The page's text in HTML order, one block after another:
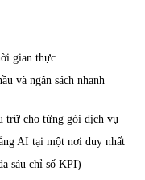
gian thực
và ngân sách nhanh
trữ cho từng gói dịch vụ
AI tại một nơi duy nhất
sáu chỉ số KPI)